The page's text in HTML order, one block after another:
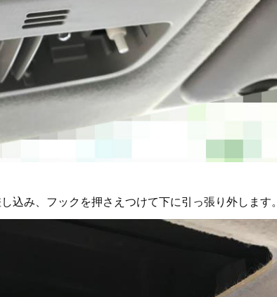
込み、フックを押さえつけて下に引っ張り外します。